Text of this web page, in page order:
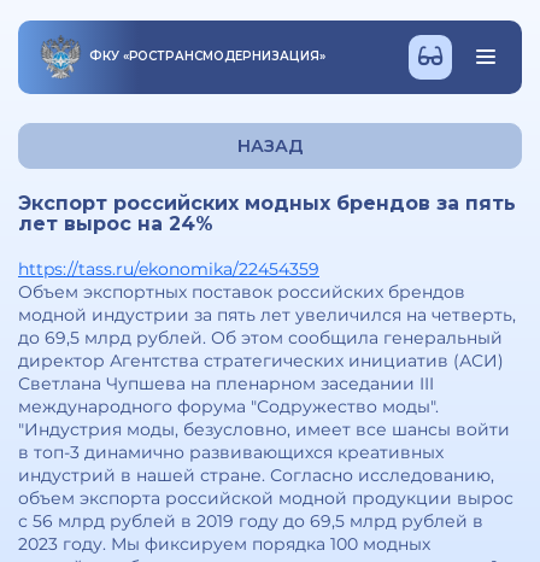
ФКУ «РОСТРАНСМОДЕРНИЗАЦИЯ»
НАЗАД
Экспорт российских модных брендов за пять
лет вырос на 24%
https://tass.ru/ekonomika/22454359
Объем экспортных поставок российских брендов
модной индустрии за пять лет увеличился на четверть,
до 69,5 млрд рублей. Об этом сообщила генеральный
директор Агентства стратегических инициатив (АСИ)
Светлана Чупшева на пленарном заседании III
международного форума "Содружество моды".
"Индустрия моды, безусловно, имеет все шансы войти
в топ-3 динамично развивающихся креативных
индустрий в нашей стране. Согласно исследованию,
объем экспорта российской модной продукции вырос
с 56 млрд рублей в 2019 году до 69,5 млрд рублей в
2023 году. Мы фиксируем порядка 100 модных